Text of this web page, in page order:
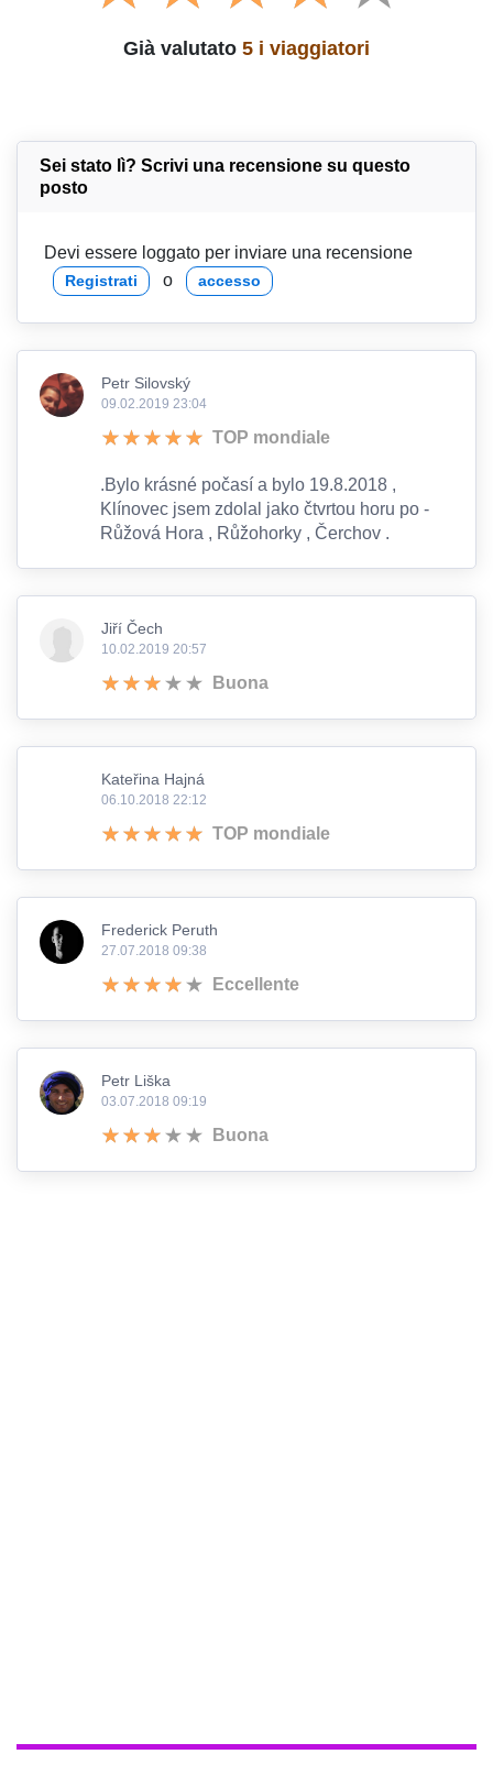
Già valutato 5 i viaggiatori
Sei stato lì? Scrivi una recensione su questo
posto
Devi essere loggato per inviare una recensione
Registrati o accesso
Petr Silovský
09.02.2019 23:04
TOP mondiale
.Bylo krásné počasí a bylo 19.8.2018 ,
Klínovec jsem zdolal jako čtvrtou horu po -
Růžová Hora , Růžohorky , Čerchov .
Jiří Čech
10.02.2019 20:57
Buona
Kateřina Hajná
06.10.2018 22:12
TOP mondiale
Frederick Peruth
27.07.2018 09:38
Eccellente
Petr Liška
03.07.2018 09:19
Buona